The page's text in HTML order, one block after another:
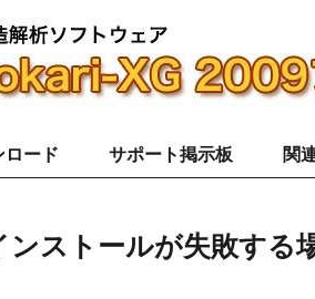
ロード サポート掲示板 関
ンストールが失敗する